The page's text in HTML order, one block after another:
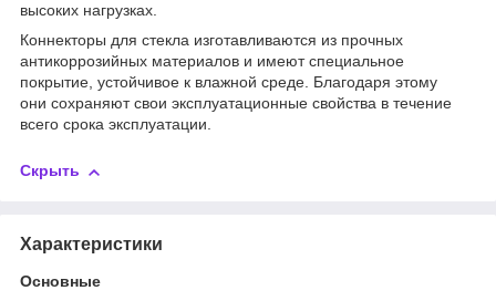
высоких нагрузках.
Коннекторы для стекла изготавливаются из прочных
антикоррозийных материалов и имеют специальное
покрытие, устойчивое к влажной среде. Благодаря этому
они сохраняют свои эксплуатационные свойства в течение
всего срока эксплуатации.
Скрыть
Характеристики
Основные